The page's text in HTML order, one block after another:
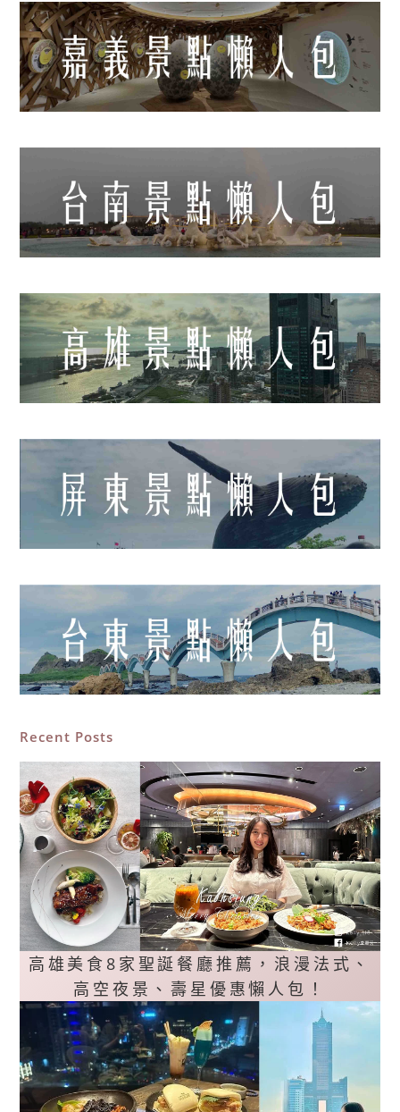
Recent Posts
高雄美食8家聖誕餐廳推薦，浪漫法式、
高空夜景、壽星優惠懶人包！